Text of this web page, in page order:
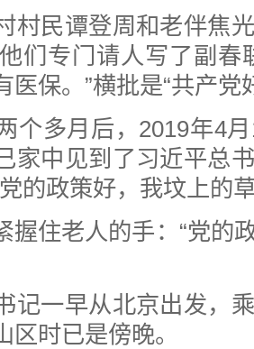
民谭登周和老伴焦光
们专门请人写了副春
医保。”横批是“共产党
多月后，2019年4月
家中见到了习近平总
的政策好，我坟上的
住老人的手：“党的
一早从北京出发，乘
时已是傍晚。